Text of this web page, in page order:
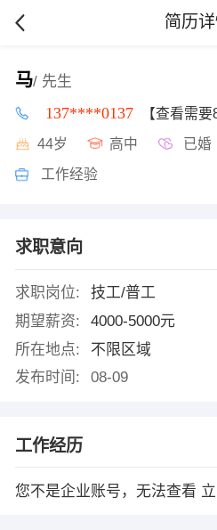
简历
马/ 先生
137****0137 【查看需要
44岁 高中 已婚
工作经验
求职意向
求职岗位:
技工/普工
期望薪资:
4000-5000元
所在地点:
不限区域
发布时间:
08-09
工作经历
您不是企业账号，无法查看